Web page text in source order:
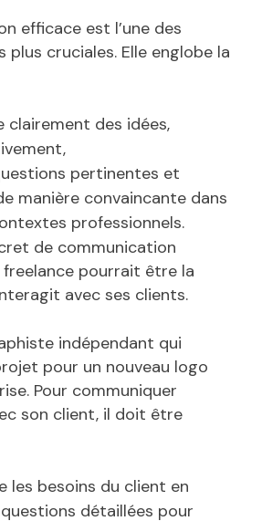
efficace est l’une des
plus cruciales. Elle englobe la
des idées,
pertinentes et
manière convaincante dans
professionnels.
de communication
pourrait être la
avec ses clients.
indépendant qui
pour un nouveau logo
Pour communiquer
son client, il doit être
les besoins du client en
détaillées pour